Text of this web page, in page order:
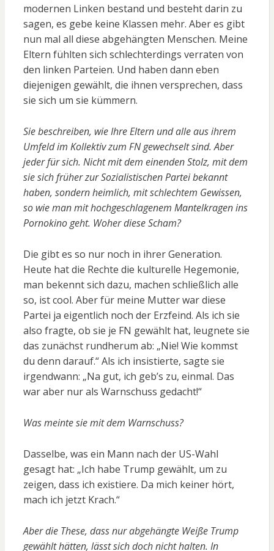
modernen Linken bestand und besteht darin zu
sagen, es gebe keine Klassen mehr. Aber es gibt
nun mal all diese abgehängten Menschen. Meine
Eltern fühlten sich schlechterdings verraten von
den linken Parteien. Und haben dann eben
diejenigen gewählt, die ihnen versprechen, dass
sie sich um sie kümmern.
Sie beschreiben, wie Ihre Eltern und alle aus ihrem
Umfeld im Kollektiv zum FN gewechselt sind. Aber
jeder für sich. Nicht mit dem einenden Stolz, mit dem
sie sich früher zur Sozialistischen Partei bekannt
haben, sondern heimlich, mit schlechtem Gewissen,
so wie man mit hochgeschlagenem Mantelkragen ins
Pornokino geht. Woher diese Scham?
Die gibt es so nur noch in ihrer Generation.
Heute hat die Rechte die kulturelle Hegemonie,
man bekennt sich dazu, machen schließlich alle
so, ist cool. Aber für meine Mutter war diese
Partei ja eigentlich noch der Erzfeind. Als ich sie
also fragte, ob sie je FN gewählt hat, leugnete sie
das zunächst rundherum ab: „Nie! Wie kommst
du denn darauf.“ Als ich insistierte, sagte sie
irgendwann: „Na gut, ich geb’s zu, einmal. Das
war aber nur als Warnschuss gedacht!“
Was meinte sie mit dem Warnschuss?
Dasselbe, was ein Mann nach der US-Wahl
gesagt hat: „Ich habe Trump gewählt, um zu
zeigen, dass ich existiere. Da mich keiner hört,
mach ich jetzt Krach.“
Aber die These, dass nur abgehängte Weiße Trump
gewählt hätten, lässt sich doch nicht halten. In